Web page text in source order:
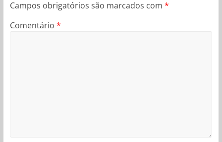
Campos obrigatórios são marcados com *
Comentário *